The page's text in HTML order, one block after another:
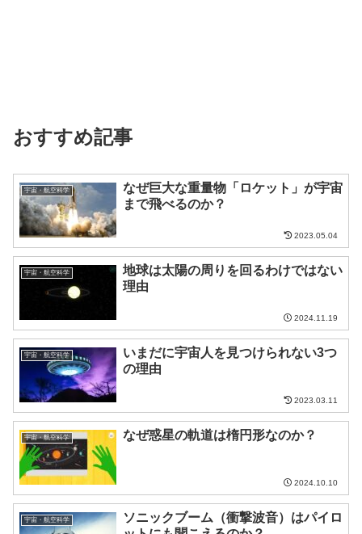
おすすめ記事
宇宙・航空科学
なぜ巨大な重量物「ロケット」が宇宙
まで飛べるのか？
2023.05.04
宇宙・航空科学
地球は太陽の周りを回るわけではない
理由
2024.11.19
宇宙・航空科学
いまだに宇宙人を見つけられない3つ
の理由
2023.03.11
宇宙・航空科学 なぜ惑星の軌道は楕円形なのか？
2024.10.10
宇宙・航空科学
ソニックブーム（衝撃波音）はパイロ